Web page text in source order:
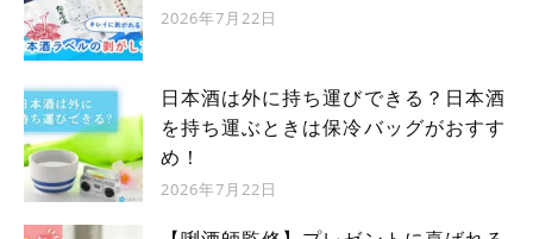
2026年7月22日
日本酒は外に持ち運びできる？日本酒
を持ち運ぶときは保冷バッグがおすす
め！
2026年7月22日